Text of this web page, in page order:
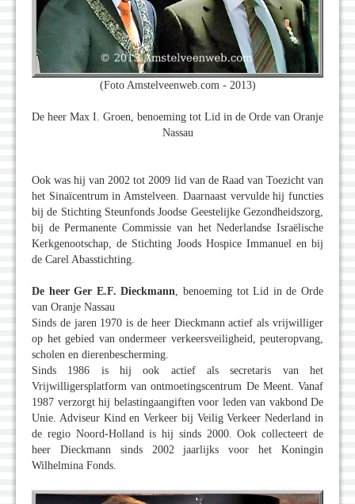
(Foto Amstelveenweb.com - 2013)
De heer Max I. Groen, benoeming tot Lid in de Orde van Oranje
Nassau
Ook was hij van 2002 tot 2009 lid van de Raad van Toezicht van
het Sinaïcentrum in Amstelveen. Daarnaast vervulde hij functies
bij de Stichting Steunfonds Joodse Geestelijke Gezondheidszorg,
bij de Permanente Commissie van het Nederlandse Israëlische
Kerkgenootschap, de Stichting Joods Hospice Immanuel en bij
de Carel Abasstichting.
De heer Ger E.F. Dieckmann, benoeming tot Lid in de Orde
van Oranje Nassau
Sinds de jaren 1970 is de heer Dieckmann actief als vrijwilliger
op het gebied van ondermeer verkeersveiligheid, peuteropvang,
scholen en dierenbescherming.
Sinds 1986 is hij ook actief als secretaris van het
Vrijwilligersplatform van ontmoetingscentrum De Meent. Vanaf
1987 verzorgt hij belastingaangiften voor leden van vakbond De
Unie. Adviseur Kind en Verkeer bij Veilig Verkeer Nederland in
de regio Noord-Holland is hij sinds 2000. Ook collecteert de
heer Dieckmann sinds 2002 jaarlijks voor het Koningin
Wilhelmina Fonds.